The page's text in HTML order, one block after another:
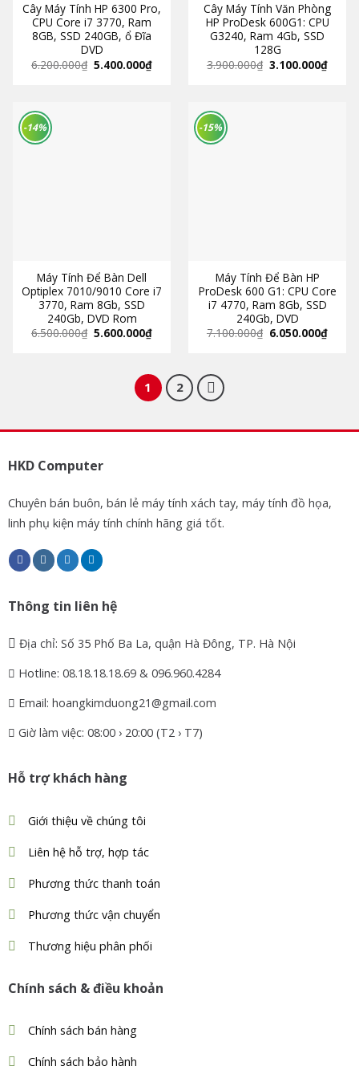
Cây Máy Tính HP 6300 Pro,
CPU Core i7 3770, Ram
8GB, SSD 240GB, ổ Đĩa
DVD
6.200.000₫ 5.400.000₫
Cây Máy Tính Văn Phòng
HP ProDesk 600G1: CPU
G3240, Ram 4Gb, SSD
128G
3.900.000₫ 3.100.000₫
-14%
Máy Tính Để Bàn Dell
Optiplex 7010/9010 Core i7
3770, Ram 8Gb, SSD
240Gb, DVD Rom
6.500.000₫ 5.600.000₫
-15%
Máy Tính Để Bàn HP
ProDesk 600 G1: CPU Core
i7 4770, Ram 8Gb, SSD
240Gb, DVD
7.100.000₫ 6.050.000₫
1 2
HKD Computer
Chuyên bán buôn, bán lẻ máy tính xách tay, máy tính đồ họa,
linh phụ kiện máy tính chính hãng giá tốt.
Thông tin liên hệ
Địa chỉ: Số 35 Phố Ba La, quận Hà Đông, TP. Hà Nội
Hotline: 08.18.18.18.69 & 096.960.4284
Email: hoangkimduong21@gmail.com
Giờ làm việc: 08:00 › 20:00 (T2 › T7)
Hỗ trợ khách hàng
Giới thiệu về chúng tôi
Liên hệ hỗ trợ, hợp tác
Phương thức thanh toán
Phương thức vận chuyển
Thương hiệu phân phối
Chính sách & điều khoản
Chính sách bán hàng
Chính sách bảo hành